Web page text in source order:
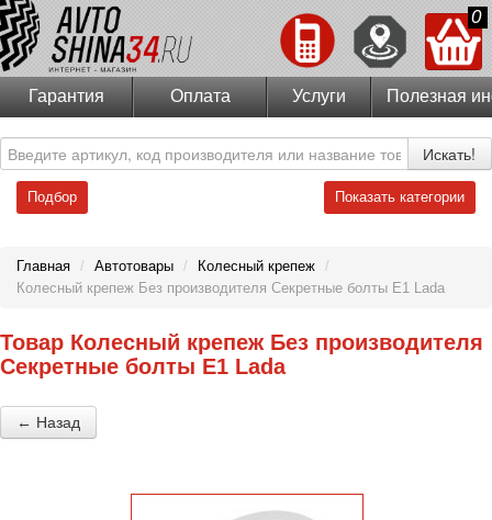
0
Гарантия Оплата Услуги Полезная
Искать!
Подбор Показать категории
Главная / Автотовары / Колесный крепеж /
Колесный крепеж Без производителя Секретные болты Е1 Lada
Товар Колесный крепеж Без производителя
Секретные болты Е1 Lada
← Назад